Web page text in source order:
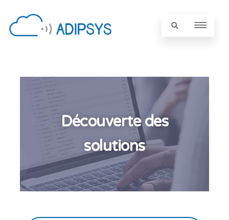
Découverte des
solutions